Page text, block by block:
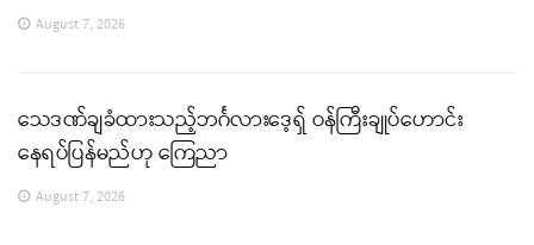
August 7, 2026
သေဒဏ်ချခံထားသည့်ဘင်္ဂလားဒေ့ရှ် ဝန်ကြီးချုပ်ဟောင်း
နေရပ်ပြန်မည်ဟု ကြေညာ
August 7, 2026